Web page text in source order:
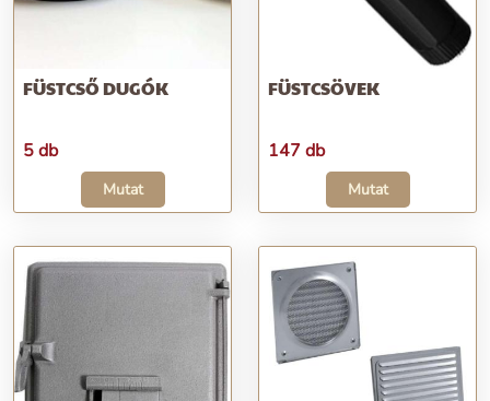
FÜSTCSŐ DUGÓK
5 db
Mutat
FÜSTCSÖVEK
147 db
Mutat